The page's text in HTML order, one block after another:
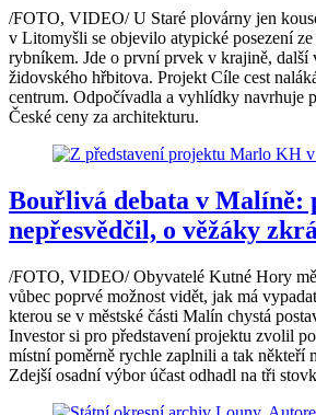
/FOTO, VIDEO/ U Staré plovárny jen
v Litomyšli se objevilo atypické posezení
rybníkem. Jde o první prvek v krajině,
židovského hřbitova. Projekt Cíle cest
centrum. Odpočívadla a vyhlídky navrhuje
České ceny za architekturu.
Bouřlivá debata v Malíně:
nepřesvědčil, o věžáky
/FOTO, VIDEO/ Obyvatelé Kutné Hory
vůbec poprvé možnost vidět, jak má
kterou se v městské části Malín chystá
Investor si pro představení projektu zvolil
místní poměrně rychle zaplnili a tak někteří
Zdejší osadní výbor účast odhadl na tři